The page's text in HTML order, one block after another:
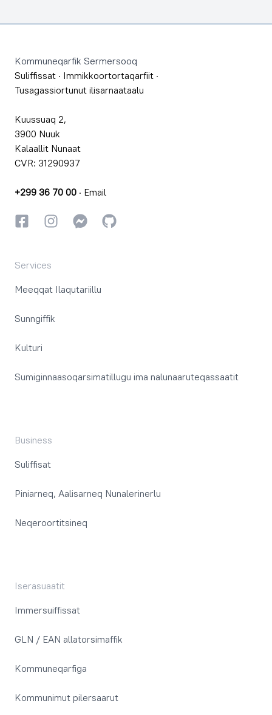
Kommuneqarfik Sermersooq
Suliffissat · Immikkoortortaqarfiit ·
Tusagassiortunut ilisarnaataalu
Kuussuaq 2,
3900 Nuuk
Kalaallit Nunaat
CVR: 31290937
+299 36 70 00 · Email
FacebookkiInstagrammiInstagrammi
GitHub
Services
Meeqqat Ilaqutariillu
Sunngiffik
Kulturi
Sumiginnaasoqarsimatillugu ima nalunaaruteqassaatit
Business
Suliffisat
Piniarneq, Aalisarneq Nunalerinerlu
Neqeroortitsineq
Iserasuaatit
Immersuiffissat
GLN / EAN allatorsimaffik
Kommuneqarfiga
Kommunimut pilersaarut